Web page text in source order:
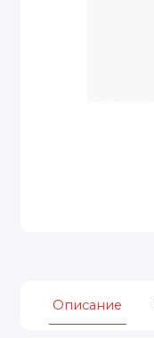
Описание